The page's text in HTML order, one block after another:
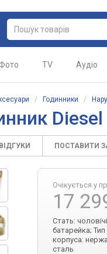
Фото TV Аудіо
/ Годинники /
ВІДГУКИ ПОСТАВИТИ
Очікується у
17
Стать:
батарейка;
корпуса:
сталь